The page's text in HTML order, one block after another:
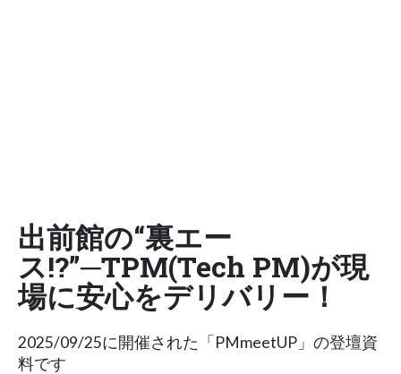
出前館の“裏エー
ス!?”─TPM(Tech PM)が現
場に安心をデリバリー！
2025/09/25に開催された「PMmeetUP」の登壇資
料です